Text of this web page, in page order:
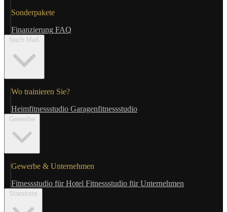
Sonderpakete
Finanzierung FAQ
Nach Maß
Wo trainieren Sie?
Heimfitnessstudio Garagenfitnessstudio
Gewerbe
Gewerbe & Unternehmen
Fitnessstudio für Hotel Fitnessstudio für Unternehmen
Standorte